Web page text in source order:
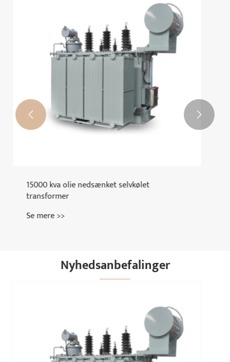
3 -fase olie nedsænket transformer
Se mere >>
 
Nyhedsanbefalinger
Hvorfor bliver gasisoleret switchgear mere
Se mere >>